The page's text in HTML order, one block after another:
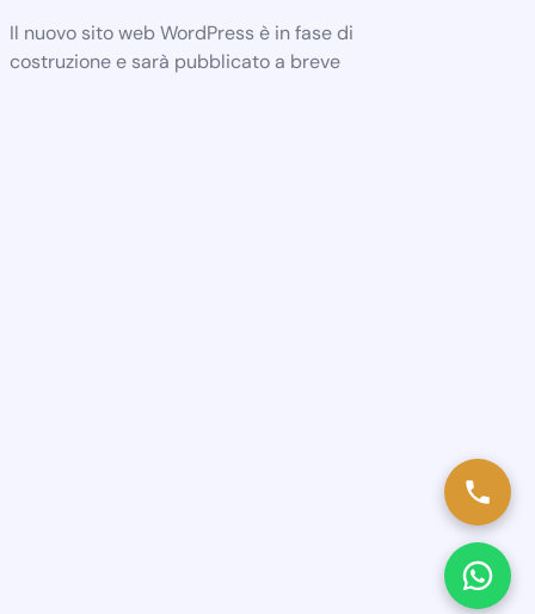
Il nuovo sito web WordPress è in fase di
costruzione e sarà pubblicato a breve